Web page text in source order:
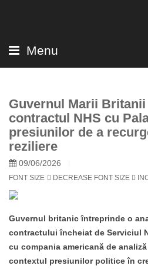
Menu
Guvernul Marii
contractul NHS cu
presiunilor de a
reziliere
09/06/2026
FONT SIZE DECREASE FONT SIZE
Guvernul britanic întreprinde o
contractului încheiat de Serviciul
cu compania americană de
contextul presiunilor politice în